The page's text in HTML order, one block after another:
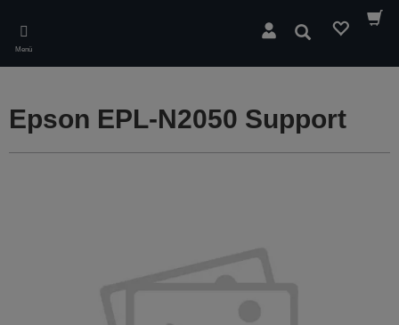
main
content
Menü
Suchen
Epson EPL-N2050 Support